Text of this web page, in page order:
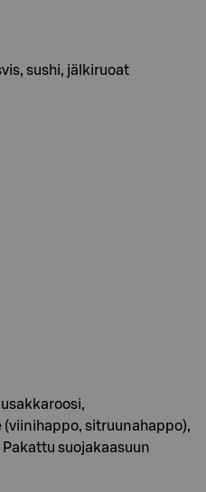
sushi, jälkiruoat
sitruunahappo),
suojakaasuun